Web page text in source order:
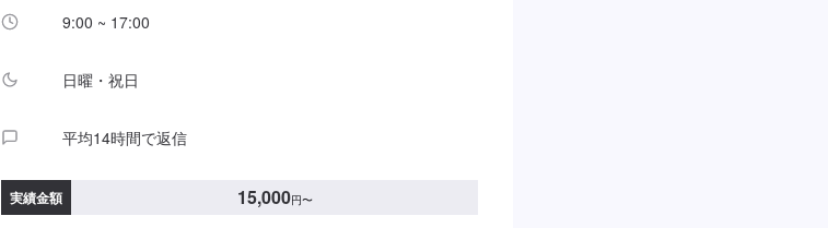
9:00 ~ 17:00
日曜・祝日
平均14時間で返信
実績金額 15,000円〜